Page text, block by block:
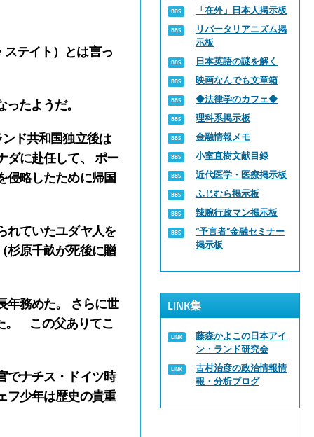
テイト）とは言っ
たようだ。
ド共和国独立後は
に赴任して、 ポー
侵略したために帰国
ていたユダヤ人を
杉原千畝が死後に贈
務めた。 さらに世
。 この父ありてこ
でナチス・ドイツ時
フ少年は歴史の貴重
「在外」日本人掲示板
リバータリアニズム掲
示板
日本英語の謎を解く
映画なんでも文章箱
◆法律学のカフェ◆
理科系掲示板
金融情報メモ
小室直樹文献目録
近代医学・医療掲示板
ふじむら掲示板
辣腕行政マン掲示板
“予言者”金融セミナー
掲示板
LINK集
藤森かよこの日本アイ
ン・ランド研究会
古村治彦の政治情報情
報・分析ブログ